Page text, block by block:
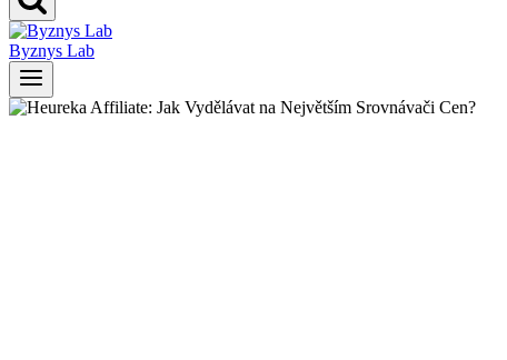
Byznys Lab